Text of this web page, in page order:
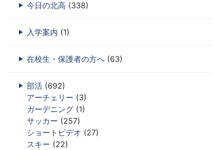
今日の北高 (338)
入学案内 (1)
在校生・保護者の方へ (63)
部活 (692)
アーチェリー (3)
ガーデニング (1)
サッカー (257)
ショートビデオ (27)
スキー (22)